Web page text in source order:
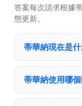
答案每次請求根據
態更新。
蒂華納現在是
蒂華納使用哪